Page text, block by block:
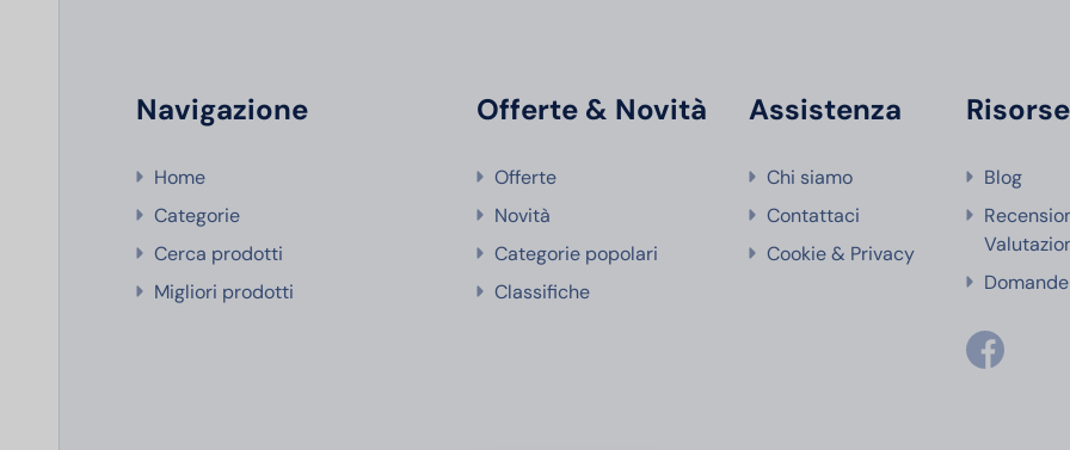
Navigazione
Home
Categorie
Cerca prodotti
Migliori prodotti
Offerte & Novità
Offerte
Novità
Categorie popolari
Classifiche
Assistenza
Chi siamo
Contattaci
Cookie & Privacy
Risorse
Blog